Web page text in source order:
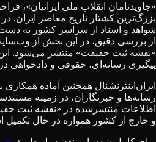
«جاویدنامان انقلاب ملی ایرانیان»،
بزرگ‌ترین کشتار تاریخ معاصر ایران. در
شواهد و اسناد از سراسر کشور به
از بررسی دقیق، در این بخش از وب‌سایت
«نقشه ثبت حقیقت» منتشر می‌شود.
پیگیری رسانه‌ای، حقوقی و دادخواهی
ایران‌اینترنشنال همچنین آماده
رسانه‌ها و خبرنگاران، در زمینه
اطلاعات منتشرشده در «نقشه ثبت
و خارج از کشور همواره در حال